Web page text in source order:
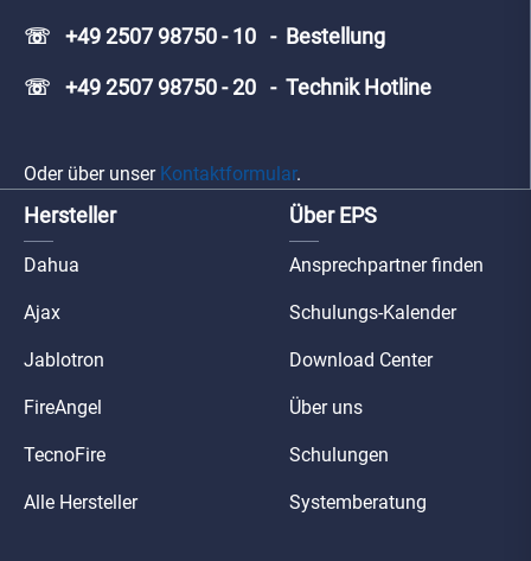
☏ +49 2507 98750 - 10 - Bestellung
☏ +49 2507 98750 - 20 - Technik Hotline
Oder über unser Kontaktformular.
Hersteller
Dahua
Ajax
Jablotron
FireAngel
TecnoFire
Alle Hersteller
Über EPS
Ansprechpartner finden
Schulungs-Kalender
Download Center
Über uns
Schulungen
Systemberatung